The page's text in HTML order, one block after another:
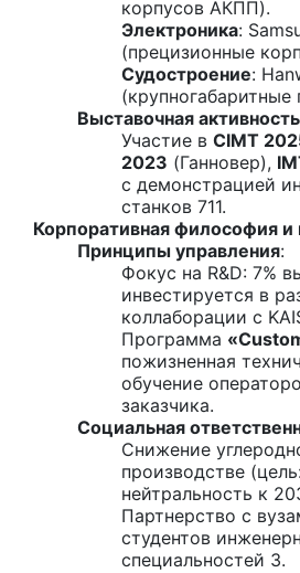
корпусов АКПП).
Электроника:
(прецизионные
Судостроение:
Выставочная активность
Участие в CIMT
2023 (Ганновер),
с демонстрацией
станков 711.
Корпоративная философия и
Принципы управления:
Фокус на R&D: 7%
инвестируется в
коллаборации с
Программа
пожизненная
обучение
заказчика.
Социальная
Снижение
производстве
нейтральность к
Партнерство с
студентов
специальностей 3.